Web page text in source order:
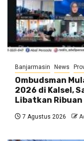
Banjarmasin News
Ombudsman
2026 di Kalsel,
Libatkan Ribuan
7 Agustus 2026